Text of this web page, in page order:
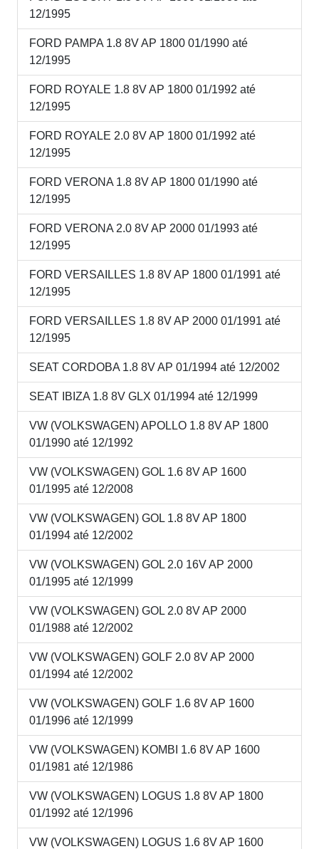
12/1995
FORD PAMPA 1.8 8V AP 1800 01/1990 até
12/1995
FORD ROYALE 1.8 8V AP 1800 01/1992 até
12/1995
FORD ROYALE 2.0 8V AP 1800 01/1992 até
12/1995
FORD VERONA 1.8 8V AP 1800 01/1990 até
12/1995
FORD VERONA 2.0 8V AP 2000 01/1993 até
12/1995
FORD VERSAILLES 1.8 8V AP 1800 01/1991 até
12/1995
FORD VERSAILLES 1.8 8V AP 2000 01/1991 até
12/1995
SEAT CORDOBA 1.8 8V AP 01/1994 até 12/2002
SEAT IBIZA 1.8 8V GLX 01/1994 até 12/1999
VW (VOLKSWAGEN) APOLLO 1.8 8V AP 1800
01/1990 até 12/1992
VW (VOLKSWAGEN) GOL 1.6 8V AP 1600
01/1995 até 12/2008
VW (VOLKSWAGEN) GOL 1.8 8V AP 1800
01/1994 até 12/2002
VW (VOLKSWAGEN) GOL 2.0 16V AP 2000
01/1995 até 12/1999
VW (VOLKSWAGEN) GOL 2.0 8V AP 2000
01/1988 até 12/2002
VW (VOLKSWAGEN) GOLF 2.0 8V AP 2000
01/1994 até 12/2002
VW (VOLKSWAGEN) GOLF 1.6 8V AP 1600
01/1996 até 12/1999
VW (VOLKSWAGEN) KOMBI 1.6 8V AP 1600
01/1981 até 12/1986
VW (VOLKSWAGEN) LOGUS 1.8 8V AP 1800
01/1992 até 12/1996
VW (VOLKSWAGEN) LOGUS 1.6 8V AP 1600